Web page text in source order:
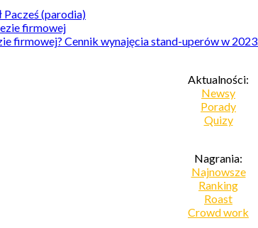
Pacześ (parodia)
firmowej? Cennik wynajęcia stand-uperów w 2023.
Aktualności:
Newsy
Porady
Quizy
Nagrania:
Najnowsze
Ranking
Roast
Crowd work